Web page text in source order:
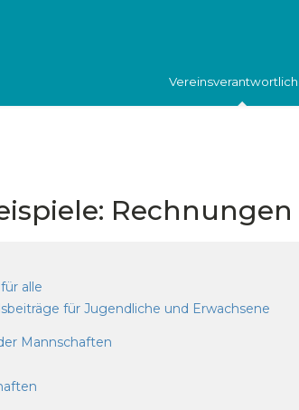
Rechnungen
alle
für Jugendliche und Erwachsene
Mannschaften